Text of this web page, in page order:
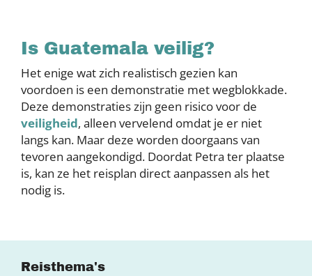
Is Guatemala veilig?
Het enige wat zich realistisch gezien kan
voordoen is een demonstratie met wegblokkade.
Deze demonstraties zijn geen risico voor de
veiligheid, alleen vervelend omdat je er niet
langs kan. Maar deze worden doorgaans van
tevoren aangekondigd. Doordat Petra ter plaatse
is, kan ze het reisplan direct aanpassen als het
nodig is.
Reisthema's